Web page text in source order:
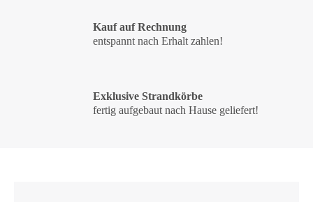
Kauf auf Rechnung
entspannt nach Erhalt zahlen!
Exklusive Strandkörbe
fertig aufgebaut nach Hause geliefert!